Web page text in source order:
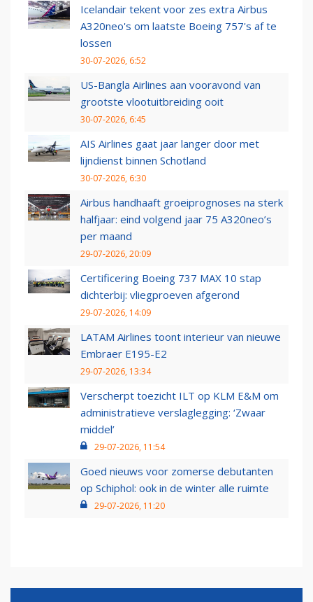
Icelandair tekent voor zes extra Airbus
A320neo's om laatste Boeing 757's af te
lossen
30-07-2026, 6:52
US-Bangla Airlines aan vooravond van
grootste vlootuitbreiding ooit
30-07-2026, 6:45
AIS Airlines gaat jaar langer door met
lijndienst binnen Schotland
30-07-2026, 6:30
Airbus handhaaft groeiprognoses na sterk
halfjaar: eind volgend jaar 75 A320neo’s
per maand
29-07-2026, 20:09
Certificering Boeing 737 MAX 10 stap
dichterbij: vliegproeven afgerond
29-07-2026, 14:09
LATAM Airlines toont interieur van nieuwe
Embraer E195-E2
29-07-2026, 13:34
Verscherpt toezicht ILT op KLM E&M om
administratieve verslaglegging: ‘Zwaar
middel’
29-07-2026, 11:54
Goed nieuws voor zomerse debutanten
op Schiphol: ook in de winter alle ruimte
29-07-2026, 11:20